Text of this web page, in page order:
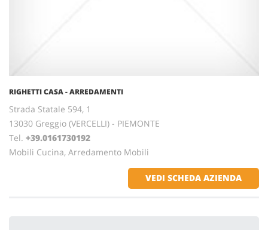
RIGHETTI CASA - ARREDAMENTI
Strada Statale 594, 1
13030 Greggio (VERCELLI) - PIEMONTE
Tel. +39.0161730192
Mobili Cucina, Arredamento Mobili
VEDI SCHEDA AZIENDA